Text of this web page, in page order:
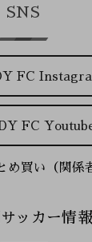
SNS
FC
FC
め買い（関係
ッカー情報